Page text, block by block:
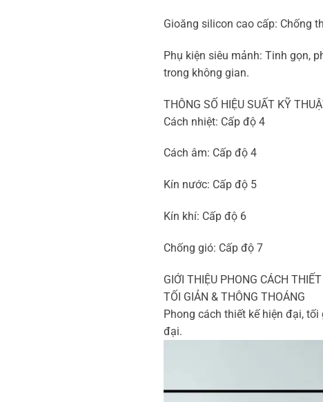
Gioăng silicon cao cấp: Chống
Phụ kiện siêu mảnh: Tinh gọn,
trong không gian.
THÔNG SỐ HIỆU SUẤT KỸ
Cách nhiệt: Cấp độ 4
Cách âm: Cấp độ 4
Kín nước: Cấp độ 5
Kín khí: Cấp độ 6
Chống gió: Cấp độ 7
GIỚI THIỆU PHONG CÁCH
TỐI GIẢN & THÔNG THOÁNG
Phong cách thiết kế hiện đại,
đại.